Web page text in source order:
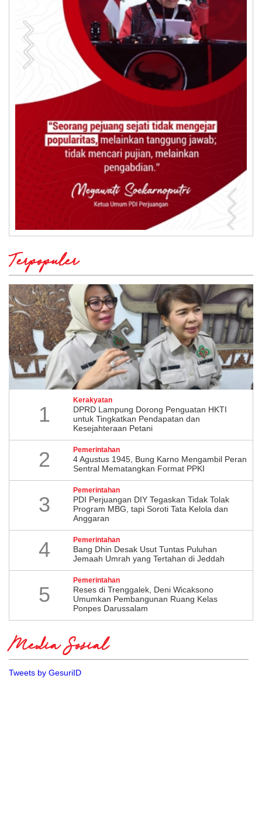
Terpopuler
1
Kerakyatan
DPRD Lampung Dorong Penguatan HKTI
untuk Tingkatkan Pendapatan dan
Kesejahteraan Petani
2 Pemerintahan
4 Agustus 1945, Bung Karno Mengambil Peran
Sentral Mematangkan Format PPKI
3
Pemerintahan
PDI Perjuangan DIY Tegaskan Tidak Tolak
Program MBG, tapi Soroti Tata Kelola dan
Anggaran
4 Pemerintahan
Bang Dhin Desak Usut Tuntas Puluhan
Jemaah Umrah yang Tertahan di Jeddah
5
Pemerintahan
​Reses di Trenggalek, Deni Wicaksono
Umumkan Pembangunan Ruang Kelas
Ponpes Darussalam
Media Sosial
Tweets by GesuriID